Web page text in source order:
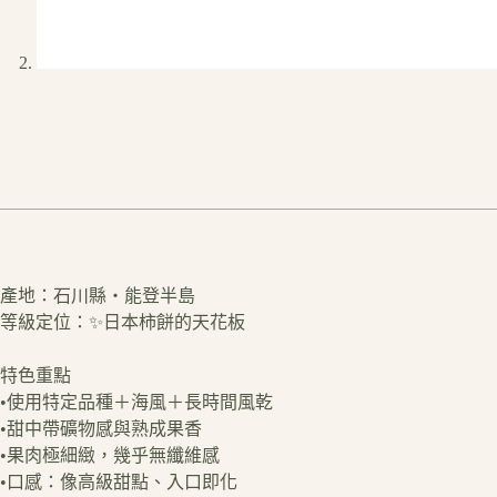
產地：石川縣・能登半島
等級定位：✨日本柿餅的天花板
特色重點
•使用特定品種＋海風＋長時間風乾
•甜中帶礦物感與熟成果香
•果肉極細緻，幾乎無纖維感
•口感：像高級甜點、入口即化